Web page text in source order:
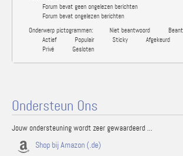
Forum bevat geen ongelezen berichten
Forum bevat ongelezen berichten
Onderwerp pictogrammen:
Niet beantwoord
Actief
Populair Sticky Afgekeurd
Privé
Gesloten
Ondersteun Ons
Jouw ondersteuning wordt zeer gewaardeerd ...
Shop bij Amazon (.de)